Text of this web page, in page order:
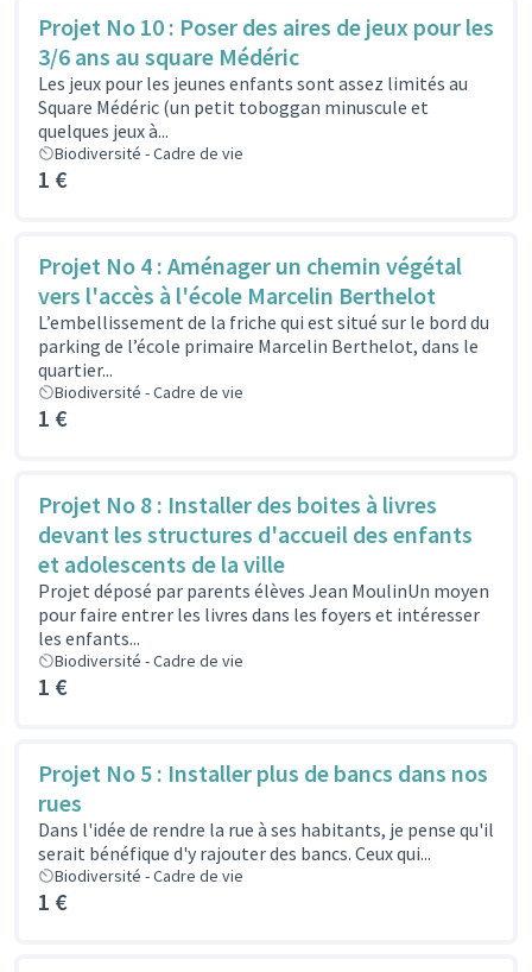
Projet No 10 : Poser des aires de jeux pour les
3/6 ans au square Médéric
Les jeux pour les jeunes enfants sont assez limités au
Square Médéric (un petit toboggan minuscule et
quelques jeux à...
Biodiversité - Cadre de vie
1 €
Projet No 4 : Aménager un chemin végétal
vers l'accès à l'école Marcelin Berthelot
L’embellissement de la friche qui est situé sur le bord du
parking de l’école primaire Marcelin Berthelot, dans le
quartier...
Biodiversité - Cadre de vie
1 €
Projet No 8 : Installer des boites à livres
devant les structures d'accueil des enfants
et adolescents de la ville
Projet déposé par parents élèves Jean MoulinUn moyen
pour faire entrer les livres dans les foyers et intéresser
les enfants...
Biodiversité - Cadre de vie
1 €
Projet No 5 : Installer plus de bancs dans nos
rues
Dans l'idée de rendre la rue à ses habitants, je pense qu'il
serait bénéfique d'y rajouter des bancs. Ceux qui...
Biodiversité - Cadre de vie
1 €